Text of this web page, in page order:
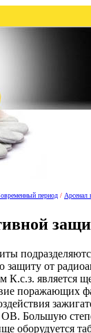
период / Арсенал
защиту от
К.с.з. является
поражающих
ОВ. Большую
оборудуется